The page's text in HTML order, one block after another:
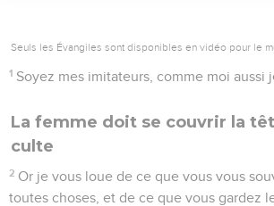
Seuls les Évangiles sont disponibles en vidéo pour le
1 Soyez mes imitateurs, comme moi aussi
La femme doit se couvrir la
culte
2 Or je vous loue de ce que vous vous
toutes choses, et de ce que vous gardez